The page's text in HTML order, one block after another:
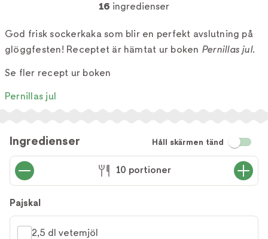
16 ingredienser
God frisk sockerkaka som blir en perfekt avslutning på
glöggfesten! Receptet är hämtat ur boken Pernillas jul.
Se fler recept ur boken
Pernillas jul
Ingredienser Håll skärmen tänd
10 portioner
Pajskal
2,5 dl vetemjöl